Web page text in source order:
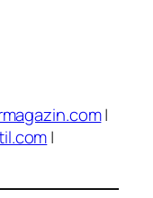
|
|